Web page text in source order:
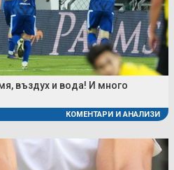
въздух и вода! И много
КОМЕНТАРИ И АНАЛИЗИ